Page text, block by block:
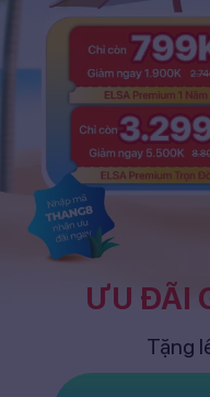
ƯU ĐÃI
Tặng